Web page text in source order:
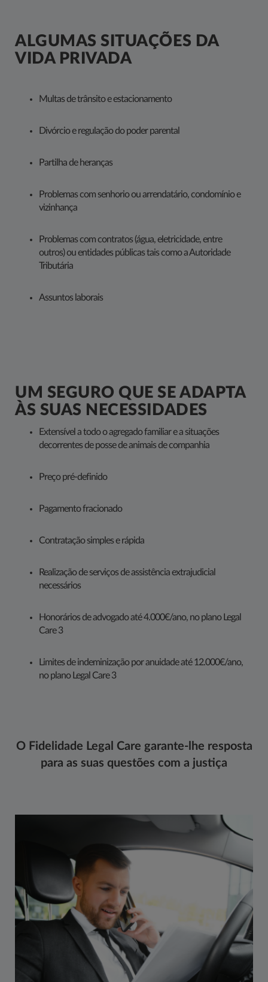
ALGUMAS SITUAÇÕES DA
VIDA PRIVADA
Multas de trânsito e estacionamento
Divórcio e regulação do poder parental
Partilha de heranças
Problemas com senhorio ou arrendatário, condomínio e
vizinhança
Problemas com contratos (água, eletricidade, entre
outros) ou entidades públicas tais como a Autoridade
Tributária
Assuntos laborais
UM SEGURO QUE SE ADAPTA
ÀS SUAS NECESSIDADES
Extensível a todo o agregado familiar e a situações
decorrentes de posse de animais de companhia
Preço pré-definido
Pagamento fracionado
Contratação simples e rápida
Realização de serviços de assistência extrajudicial
necessários
Honorários de advogado até 4.000€/ano, no plano Legal
Care 3
Limites de indeminização por anuidade até 12.000€/ano,
no plano Legal Care 3
O Fidelidade Legal Care garante-lhe resposta
para as suas questões com a justiça